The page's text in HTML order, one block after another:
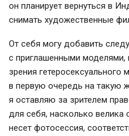
он планирует вернуться в
снимать художественные
От себя могу добавить
с приглашенными моделями,
зрения гетеросексуального
в первую очередь на такую
я оставляю за зрителем
для себя, насколько велика
несет фотосессия,